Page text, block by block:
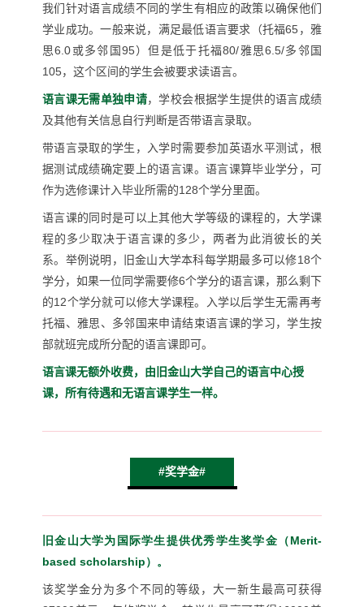
我们针对语言成绩不同的学生有相应的政策以确保他们
学业成功。一般来说，满足最低语言要求（托福65，雅
思6.0或多邻国95）但是低于托福80/雅思6.5/多邻国
105，这个区间的学生会被要求读语言。
语言课无需单独申请，学校会根据学生提供的语言成绩
及其他有关信息自行判断是否带语言录取。
带语言录取的学生，入学时需要参加英语水平测试，根
据测试成绩确定要上的语言课。语言课算毕业学分，可
作为选修课计入毕业所需的128个学分里面。
语言课的同时是可以上其他大学等级的课程的，大学课
程的多少取决于语言课的多少，两者为此消彼长的关
系。举例说明，旧金山大学本科每学期最多可以修18个
学分，如果一位同学需要修6个学分的语言课，那么剩下
的12个学分就可以修大学课程。入学以后学生无需再考
托福、雅思、多邻国来申请结束语言课的学习，学生按
部就班完成所分配的语言课即可。
语言课无额外收费，由 旧金山大学自己的语言中心授
课， 所有待遇和无语言课学生一样。
#奖学金#
旧金山大学为国际学生提供优秀学生奖学金（Merit-
based scholarship）。
该奖学金分为多个不同的等级，大一新生最高可获得